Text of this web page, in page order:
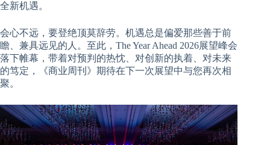
全新机遇。
会心不远，要登绝顶莫辞劳。机遇总是偏爱那些善于前
瞻、兼具远见的人。至此，The Year Ahead 2026展望峰会
落下帷幕，带着对预判的热忱、对创新的执着、对未来
的笃定，《商业周刊》期待在下一次展望中与您再次相
聚。